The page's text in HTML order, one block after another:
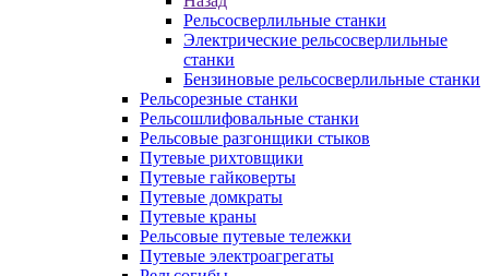
Рельсосверлильные станки
Электрические рельсосверлильные
станки
Бензиновые рельсосверлильные станки
Рельсорезные станки
Рельсошлифовальные станки
Рельсовые разгонщики стыков
Путевые рихтовщики
Путевые гайковерты
Путевые домкраты
Путевые краны
Рельсовые путевые тележки
Путевые электроагрегаты